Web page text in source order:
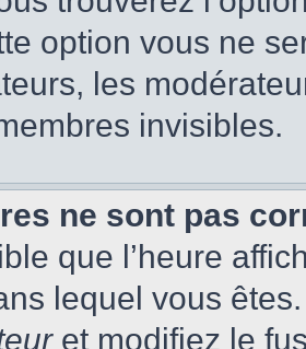
option vous ne
les
invisibles.
ne sont pas
que l’heure
lequel vous
et modifiez le